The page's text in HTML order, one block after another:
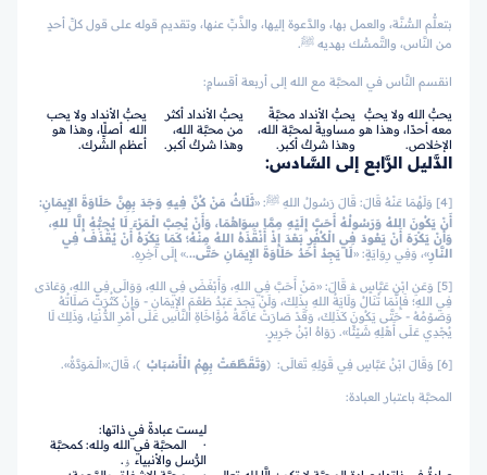
بتعلُّم السُّنَّة، والعمل بها، والدَّعوة إليها، والذَّبِّ عنها، وتقديم قوله على قول كلِّ أحدٍ
من النَّاس، والتَّمسُّك بهديه ﷺ.
انقسم النَّاس في المحبَّة مع الله إلى أربعة أقسامٍ:
يحبُّ الله ولا يحبُّ
معه أحدًا، وهذا هو
الإخلاص.
يحبُّ الأنداد محبَّةً
مساويةً لمحبَّة الله،
وهذا شركٌ أكبر.
يحبُّ الأنداد أكثر
من محبَّة الله،
وهذا شركٌ أكبر.
يحبُّ الأنداد ولا يحب
الله أصلًا، وهذا هو
أعظم الشِّرك.
الدَّليل الرَّابع إلى السَّادس:
[4] وَلَهُمَا عَنْهُ قَالَ: قَالَ رَسُولُ اللهِ ﷺ: «
ثَلَاثٌ مَنْ كُنَّ فِيهِ وَجَدَ بِهِنَّ حَلَاوَةَ الإِيمَانِ:
أَنْ يَكُونَ اللهُ وَرَسُولُهُ أَحَبَّ إِلَيْهِ مِمَّا سِوَاهُمَا، وَأَنْ يُحِبَّ الْـمَرْءَ لَا يُحِبُّهُ إِلَّا للهِ،
وَأَنْ يَكْرَهَ أَنْ يَعُودَ فِي الْكُفْرِ بَعْدَ إِذْ أَنْقَذَهُ اللهُ مِنْهُ؛ كَمَا يَكْرَهُ أَنْ يُقْذَفَ فِي
النَّارِ»، وَفِي رِوَايَةٍ: «لَا يَجِدُ أَحَدٌ حَلَاوَةَ الإِيمَانِ حَتَّى...» إِلَى آخِرِهِ.
[5] وَعَنِ ابْنِ عَبَّاسٍ ﭭ قَالَ: «مَنْ أَحَبَّ فِي اللهِ، وَأَبْغَضَ فِي اللهِ، وَوَالَى فِي اللهِ، وَعَادَى
فِي اللهِ؛ فَإِنَّمَا تُنَالُ وَلَايَةُ اللهِ بِذَلِكَ، وَلَنْ يَجِدَ عَبْدٌ طَعْمَ الإِيمَانِ - وَإِنْ كَثُرَتْ صَلَاتُهُ
وَصَوْمُهُ - حَتَّى يَكُونَ كَذَلِكَ، وَقَدْ صَارَتْ عَامَّةُ مُؤَاخَاةِ النَّاسِ عَلَى أَمْرِ الدُّنْيَا، وَذَلِكَ لَا
يُجْدِي عَلَى أَهْلِهِ شَيْئًا». رَوَاهُ ابْنُ جَرِيرٍ.
[6] وَقَالَ ابْنُ عَبَّاسٍ فِي قَوْلِهِ تَعَالَى: ﴿وَتَقَطَّعَتْ بِهِمُ الْأَسْبَابُ ﴾، قَالَ:«الْـمَوَدَّةُ».
المحبَّة باعتبار العبادة:
ليست عبادةً في ذاتها:
· المحبَّة في الله ولله: كمحبَّة
الرُّسل والأنبياء ۏ.